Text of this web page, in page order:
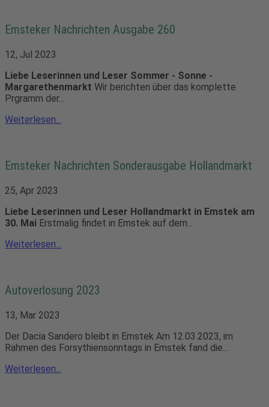
Emsteker Nachrichten Ausgabe 260
12, Jul 2023
Liebe Leserinnen und Leser Sommer - Sonne -
Margarethenmarkt Wir berichten über das komplette
Prgramm der...
Weiterlesen...
Emsteker Nachrichten Sonderausgabe Hollandmarkt
25, Apr 2023
Liebe Leserinnen und Leser Hollandmarkt in Emstek am
30. Mai Erstmalig findet in Emstek auf dem...
Weiterlesen...
Autoverlosung 2023
13, Mar 2023
Der Dacia Sandero bleibt in Emstek Am 12.03.2023, im
Rahmen des Forsythiensonntags in Emstek fand die...
Weiterlesen...